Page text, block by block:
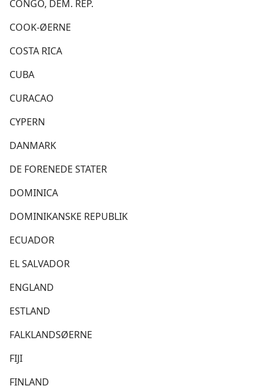
CONGO, DEM. REP.
COOK-ØERNE
COSTA RICA
CUBA
CURACAO
CYPERN
DANMARK
DE FORENEDE STATER
DOMINICA
DOMINIKANSKE REPUBLIK
ECUADOR
EL SALVADOR
ENGLAND
ESTLAND
FALKLANDSØERNE
FIJI
FINLAND